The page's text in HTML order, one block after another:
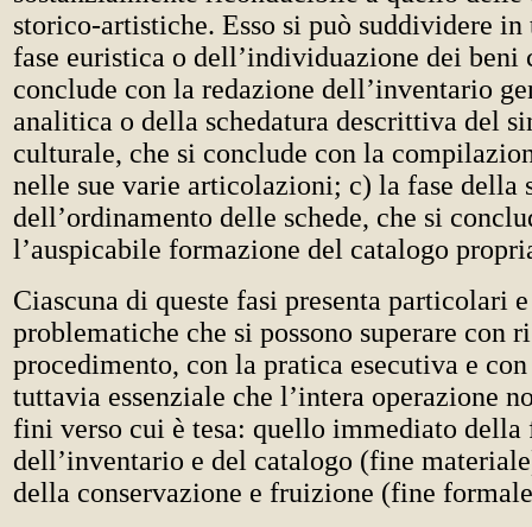
storico-artistiche. Esso si può suddividere
fase euristica o dell’individuazione dei beni
conclude con la redazione dell’inventario
analitica o della schedatura descrittiva del
culturale, che si conclude con la
nelle sue varie articolazioni; c) la fase della
dell’ordinamento delle schede, che si
l’auspicabile formazione del catalogo
Ciascuna di queste fasi presenta particolari
problematiche che si possono superare con
procedimento, con la pratica esecutiva e
tuttavia essenziale che l’intera operazione
fini verso cui è tesa: quello immediato della
dell’inventario e del catalogo (fine
della conservazione e fruizione (fine